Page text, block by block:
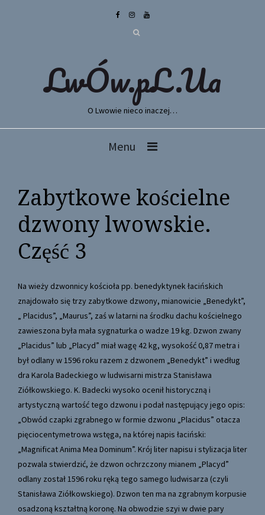
LwÓw.pL.Ua
O Lwowie nieco inaczej…
Menu
Zabytkowe kościelne
dzwony lwowskie.
Część 3
Na wieży dzwonnicy kościoła pp. benedyktynek łacińskich
znajdowało się trzy zabytkowe dzwony, mianowicie „Benedykt”,
„ Placidus”, „Maurus”, zaś w latarni na środku dachu kościelnego
zawieszona była mała sygnaturka o wadze 19 kg. Dzwon zwany
„Placidus” lub „Placyd” miał wagę 42 kg, wysokość 0,87 metra i
był odlany w 1596 roku razem z dzwonem „Benedykt” i według
dra Karola Badeckiego w ludwisarni mistrza Stanisława
Ziółkowskiego. K. Badecki wysoko ocenił historyczną i
artystyczną wartość tego dzwonu i podał następujący jego opis:
„Obwód czapki zgrabnego w formie dzwonu „Placidus” otacza
pięciocentymetrowa wstęga, na której napis łaciński:
„Magnificat Anima Mea Dominum”. Krój liter napisu i stylizacja liter
pozwala stwierdzić, że dzwon ochrzczony mianem „Placyd”
odlany został 1596 roku ręką tego samego ludwisarza (czyli
Stanisława Ziółkowskiego). Dzwon ten ma na zgrabnym korpusie
osadzoną kształtną koronę. Na obwodzie szyi w dwie pary